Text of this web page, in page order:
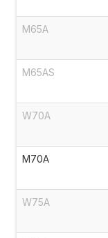
M65A
M65AS
W70A
M70A
W75A